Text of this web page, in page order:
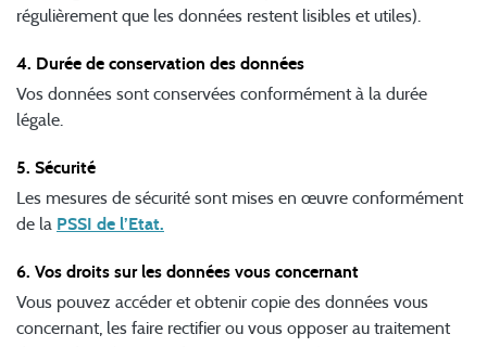
régulièrement que les données restent lisibles et utiles).
4. Durée de conservation des données
Vos données sont conservées conformément à la durée
légale.
5. Sécurité
Les mesures de sécurité sont mises en œuvre conformément
de la PSSI de l’Etat.
6. Vos droits sur les données vous concernant
Vous pouvez accéder et obtenir copie des données vous
concernant, les faire rectifier ou vous opposer au traitement